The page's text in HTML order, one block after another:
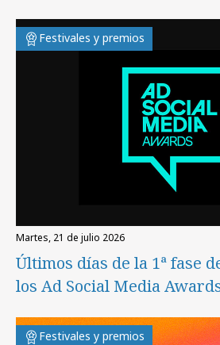
Festivales y premios
martes, 21 de julio 2026
Últimos días de la 1ª fase
los Ad Social Media
Festivales y premios